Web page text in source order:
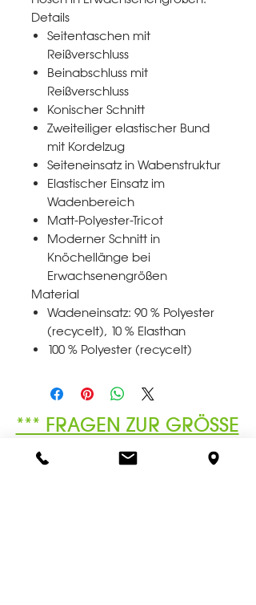
Details
Seitentaschen mit
Reißverschluss
Beinabschluss mit
Reißverschluss
Konischer Schnitt
Zweiteiliger elastischer Bund
mit Kordelzug
Seiteneinsatz in Wabenstruktur
Elastischer Einsatz im
Wadenbereich
Matt-Polyester-Tricot
Moderner Schnitt in
Knöchellänge bei
Erwachsenengrößen
Material
Wadeneinsatz: 90 % Polyester
(recycelt), 10 % Elasthan
100 % Polyester (recycelt)
*** FRAGEN ZUR GRÖSSE
? HIER KLICKEN ***